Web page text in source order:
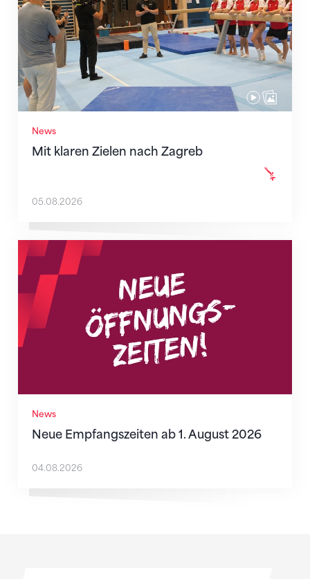
News
Mit klaren Zielen nach Zagreb
05.08.2026
News
Neue Empfangszeiten ab 1. August 2026
Neue Empfangszeiten ab 1. August 2026
04.08.2026